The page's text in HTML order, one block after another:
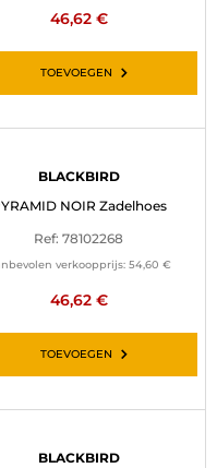
46,62 €
TOEVOEGEN
BLACKBIRD
NOIR Zadelhoes
Ref: 78102268
verkoopprijs: 54,60 €
46,62 €
TOEVOEGEN
BLACKBIRD